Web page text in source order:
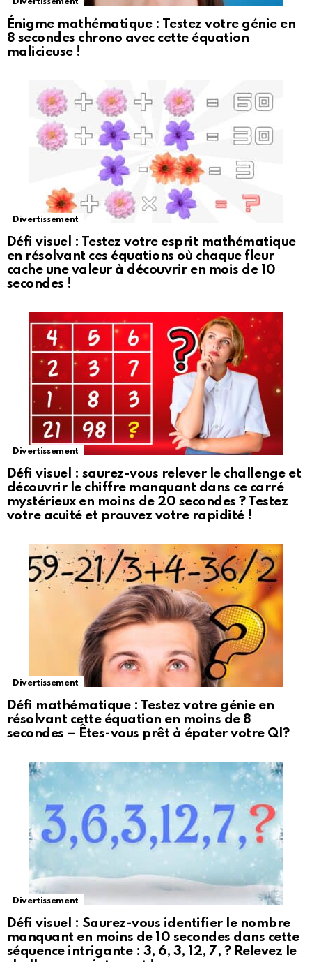
Divertissement
Énigme mathématique : Testez votre génie en
8 secondes chrono avec cette équation
malicieuse !
Divertissement
Défi visuel : Testez votre esprit mathématique
en résolvant ces équations où chaque fleur
cache une valeur à découvrir en mois de 10
secondes !
Divertissement
Défi visuel : saurez-vous relever le challenge et
découvrir le chiffre manquant dans ce carré
mystérieux en moins de 20 secondes ? Testez
votre acuité et prouvez votre rapidité !
Divertissement
Défi mathématique : Testez votre génie en
résolvant cette équation en moins de 8
secondes – Êtes-vous prêt à épater votre QI?
Divertissement
Défi visuel : Saurez-vous identifier le nombre
manquant en moins de 10 secondes dans cette
séquence intrigante : 3, 6, 3, 12, 7, ? Relevez le